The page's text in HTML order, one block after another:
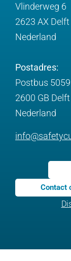
Vlinderweg 6
2623 AX Delft
Nederland
Postadres:
Postbus 5059
2600 GB Delft
Nederland
Contact